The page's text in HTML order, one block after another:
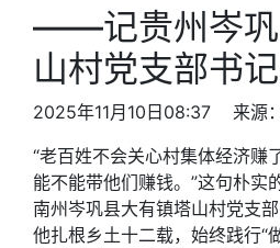
——记贵州岑巩
山村党支部书
2025年11月10日08:37 来源：
“老百姓不会关心村集体经济赚
能不能带他们赚钱。”这句朴实
南州岑巩县大有镇塔山村党支
他扎根乡土十二载，始终践行“